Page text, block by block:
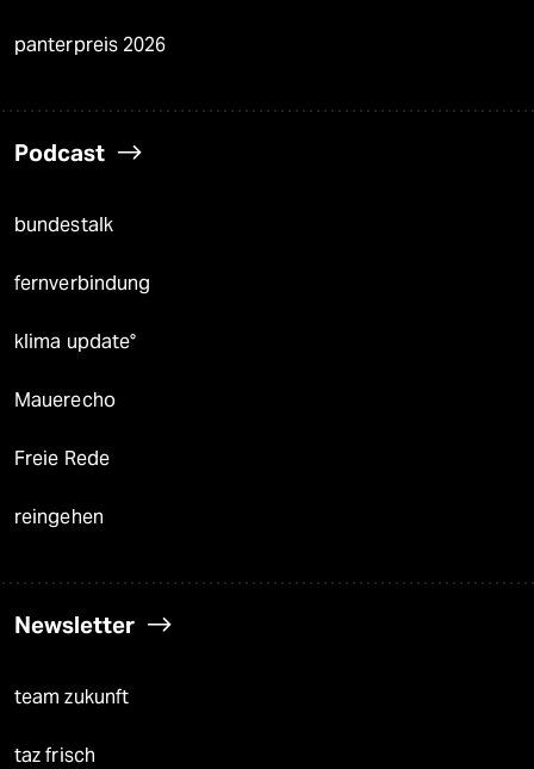
panterpreis 2026
Podcast
bundestalk
fernverbindung
klima update°
Mauerecho
Freie Rede
reingehen
Newsletter
team zukunft
taz frisch